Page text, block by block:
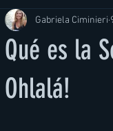
Qué es la
Ohlalá!
Gabriela Ciminieri